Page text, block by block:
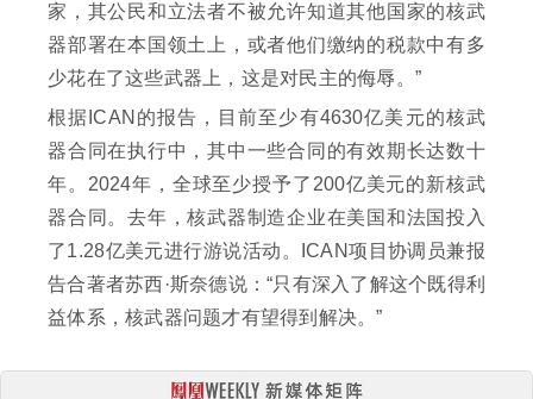
家，其公民和立法者不被允许知道其他国家的核武
器部署在本国领土上，或者他们缴纳的税款中有多
少花在了这些武器上，这是对民主的侮辱。”
根据ICAN的报告，目前至少有4630亿美元的核武
器合同在执行中，其中一些合同的有效期长达数十
年。2024年，全球至少授予了200亿美元的新核武
器合同。去年，核武器制造企业在美国和法国投入
了1.28亿美元进行游说活动。ICAN项目协调员兼报
告合著者苏西·斯奈德说：“只有深入了解这个既得利
益体系，核武器问题才有望得到解决。”